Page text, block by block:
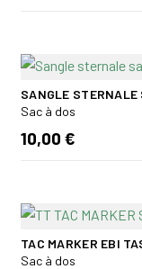
SANGLE STERNALE
Sac à dos
10,00 €
TAC MARKER EBI
Sac à dos